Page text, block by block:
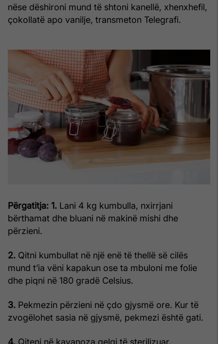
nëse dëshironi mund të shtoni kanellë, xhenxhefil,
çokollatë apo vanilje, transmeton Telegrafi.
Përgatitja: 1. Lani 4 kg kumbulla, nxirrjani
bërthamat dhe bluani në makinë mishi dhe
përzieni.
2. Qitni kumbullat në një enë të thellë së cilës
mund t’ia vëni kapakun ose ta mbuloni me folie
dhe piqni në 180 gradë Celsius.
3. Pekmezin përzieni në çdo gjysmë ore. Kur të
zvogëlohet sasia në gjysmë, pekmezi është gati.
4. Qiteni në kavanoza qelqi të sterilizuar.